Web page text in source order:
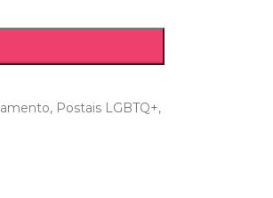
, Postais LGBTQ+,